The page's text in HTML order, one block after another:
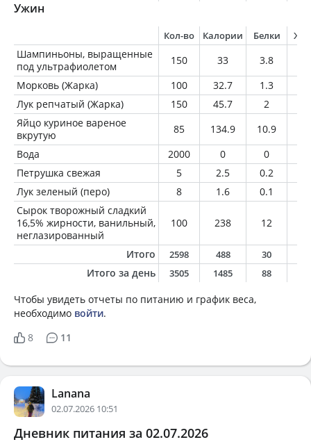
Ужин
Кол-во Калории Белки
Шампиньоны, выращенные
под ультрафиолетом
150 33 3.8
Морковь (Жарка)
100 32.7 1.3
Лук репчатый (Жарка)
150 45.7 2
Яйцо куриное вареное
вкрутую
85 134.9 10.9
Вода
2000 0 0
Петрушка свежая
5 2.5 0.2
Лук зеленый (перо)
8 1.6 0.1
Сырок творожный сладкий
16,5% жирности, ванильный,
неглазированный
100 238 12
Итого 2598 488 30
Итого за день 3505 1485 88
Чтобы увидеть отчеты по питанию и график веса,
необходимо войти.
8
11
Lanana
02.07.2026 10:51
Дневник питания за 02.07.2026